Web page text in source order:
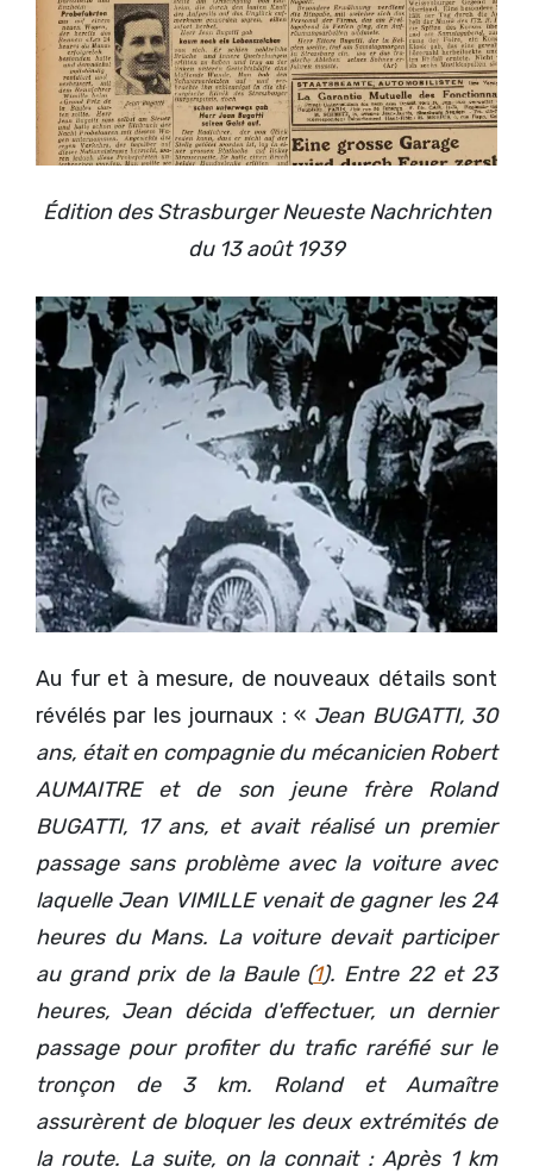
Édition des Strasburger Neueste Nachrichten
du 13 août 1939
Au fur et à mesure, de nouveaux détails sont
révélés par les journaux : « Jean BUGATTI, 30
ans, était en compagnie du mécanicien Robert
AUMAITRE et de son jeune frère Roland
BUGATTI, 17 ans, et avait réalisé un premier
passage sans problème avec la voiture avec
laquelle Jean VIMILLE venait de gagner les 24
heures du Mans. La voiture devait participer
au grand prix de la Baule (1). Entre 22 et 23
heures, Jean décida d'effectuer, un dernier
passage pour profiter du trafic raréfié sur le
tronçon de 3 km. Roland et Aumaître
assurèrent de bloquer les deux extrémités de
la route. La suite, on la connait : Après 1 km